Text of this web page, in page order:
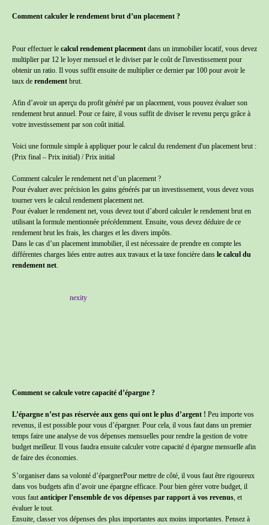
Comment calculer le rendement brut d’un placement ?
Pour effectuer le calcul rendement placement dans un immobilier locatif, vous devez
multiplier par 12 le loyer mensuel et le diviser par le coût de l'investissement pour
obtenir un ratio. Il vous suffit ensuite de multiplier ce dernier par 100 pour avoir le
taux de rendement brut.
Afin d’avoir un aperçu du profit généré par un placement, vous pouvez évaluer son
rendement brut annuel. Pour ce faire, il vous suffit de diviser le revenu perçu grâce à
votre investissement par son coût initial.
Voici une formule simple à appliquer pour le calcul du rendement d'un placement brut :
(Prix final – Prix initial) / Prix initial
Comment calculer le rendement net d’un placement ?
Pour évaluer avec précision les gains générés par un investissement, vous devez vous
tourner vers le calcul rendement placement net.
Pour évaluer le rendement net, vous devez tout d’abord calculer le rendement brut en
utilisant la formule mentionnée précédemment. Ensuite, vous devez déduire de ce
rendement brut les frais, les charges et les divers impôts.
Dans le cas d’un placement immobilier, il est nécessaire de prendre en compte les
différentes charges liées entre autres aux travaux et la taxe foncière dans le calcul du
rendement net.
nexity
Comment se calcule votre capacité d’épargne ?
L’épargne n’est pas réservée aux gens qui ont le plus d’argent ! Peu importe vos
revenus, il est possible pour vous d’épargner. Pour cela, il vous faut dans un premier
temps faire une analyse de vos dépenses mensuelles pour rendre la gestion de votre
budget meilleur. Il vous faudra ensuite calculer votre capacité d épargne mensuelle afin
de faire des économies.
S’organiser dans sa volonté d’épargnerPour mettre de côté, il vous faut être rigoureux
dans vos budgets afin d’avoir une épargne efficace. Pour bien gérer votre budget, il
vous fautanticiper l’ensemble de vos dépenses par rapport à vos revenus, et
évaluer le tout.
Ensuite, classer vos dépenses des plus importantes aux moins importantes. Pensez à